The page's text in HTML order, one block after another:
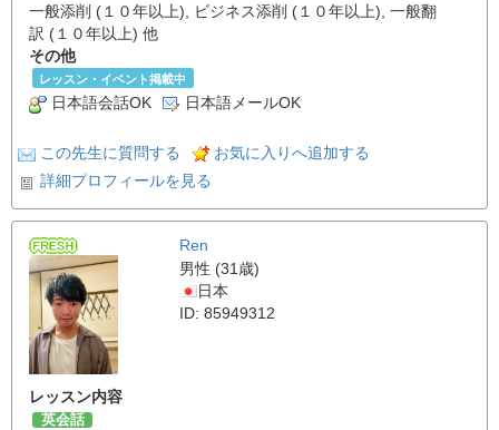
一般添削 (１０年以上), ビジネス添削 (１０年以上), 一般翻
訳 (１０年以上) 他
その他
レッスン・イベント掲載中
日本語会話OK 日本語メールOK
この先生に質問する
お気に入りへ追加する
詳細プロフィールを見る
Ren
男性 (31歳)
日本
ID: 85949312
レッスン内容
英会話